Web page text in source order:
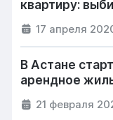
квартиру:
17 апреля
В Астане
арендное
21 февраля